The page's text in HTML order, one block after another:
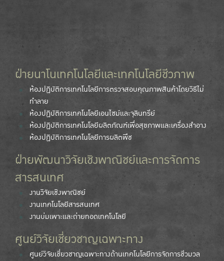
ฝ่ายนาโนเทคโนโลยีและเทคโนโลยีชีวภาพ
ห้องปฏิบัติการเทคโนโลยีการตรวจสอบคุณภาพสินค้าโดยวิธีไม่
ทำลาย
ห้องปฏิบัติการเทคโนโลยีเอนไซม์และจุลินทรีย์
ห้องปฏิบัติการเทคโนโลยีผลิตภัณฑ์เพื่อสุขภาพและเครื่องสำอาง
ห้องปฏิบัติการเทคโนโลยีการผลิตพืช
ฝ่ายพัฒนาวิจัยเชิงพาณิชย์และการจัดการ
สารสนเทศ
งานวิจัยเชิงพาณิชย์
งานเทคโนโลยีสารสนเทศ
งานบ่มเพาะและถ่ายทอดเทคโนโลยี
ศูนย์วิจัยเชี่ยวชาญเฉพาะทาง
ศูนย์วิจัยเชี่ยวชาญเฉพาะทางด้านเทคโนโลยีการจัดการชีวมวล